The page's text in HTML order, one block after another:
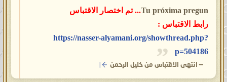
Tu próxima pregun... تم اختصار الاقتباس
رابط الاقتباس :
https://nasser-alyamani.org/showthread.php?
p=504186
— انتهى الاقتباس من خليل الرحمن